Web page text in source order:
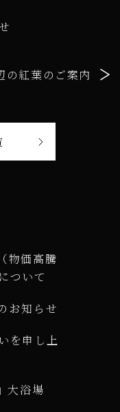
の紅葉のご案内
物価高騰
ついて
お知らせ
を申し上
大浴場